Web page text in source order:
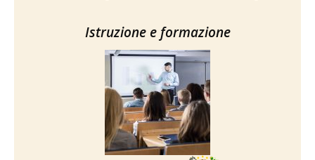
Istruzione e formazione